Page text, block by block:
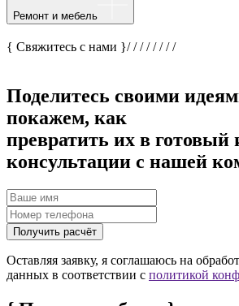
Ремонт и мебель
{ Свяжитесь с нами }////////
Поделитесь своими
покажем, как
превратить их в готовый
консультации с нашей
Получить расчёт
Оставляя заявку, я соглашаюсь на
данных в соответствии с политикой